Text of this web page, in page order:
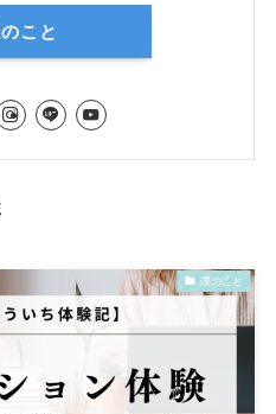
こと
僕のこと